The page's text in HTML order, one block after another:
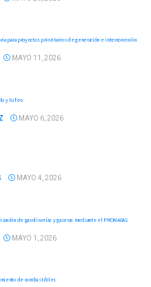
para proyectos prioritarios de generación e interconexión
MAYO 11, 2026
y lo feo
MAYO 6, 2026
MAYO 4, 2026
de gasolinerías y gaseras mediante el PRONAGAS
MAYO 1, 2026
de combustibles